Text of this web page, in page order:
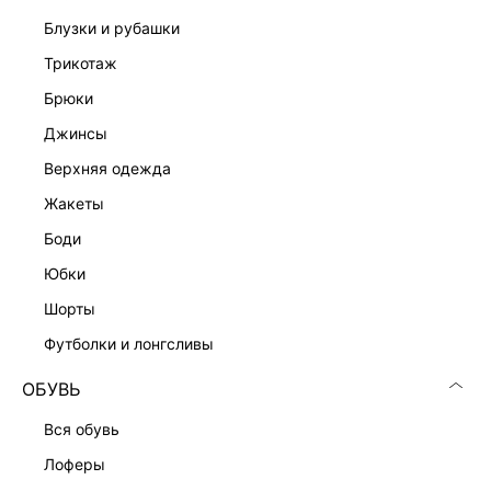
блузки и рубашки
трикотаж
брюки
джинсы
верхняя одежда
жакеты
боди
юбки
шорты
футболки и лонгсливы
ОБУВЬ
вся обувь
лоферы
КАТАЛОГ
КОМПАНИЯ
ЛИЧНЫЙ КАБИНЕТ